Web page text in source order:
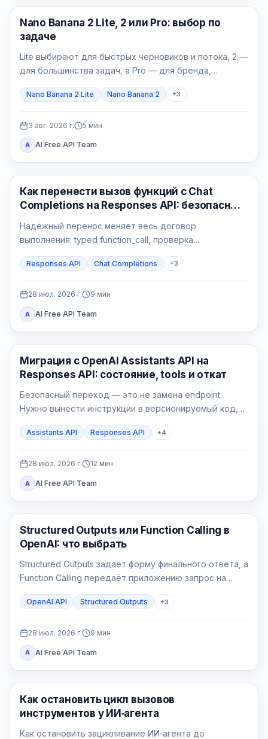
Модели генерации изображений
Nano Banana 2 Lite, 2 или Pro: выбор по
задаче
Lite выбирают для быстрых черновиков и потока, 2 —
для большинства задач, а Pro — для бренда,
Nano Banana 2 Lite Nano Banana 2 +3
3 авг. 2026 г. 5 мин
A AI Free API Team
API Гайды
Как перенести вызов функций с Chat
Completions на Responses API: безопасный
Надёжный перенос меняет весь договор
выполнения: typed function_call, проверка
function_call_output с тем же call_id и проверяемый
Responses API Chat Completions +3
28 июл. 2026 г. 9 мин
A AI Free API Team
API Гайды
Миграция с OpenAI Assistants API на
Responses API: состояние, tools и откат
Безопасный переход — это не замена endpoint.
Нужно вынести инструкции в версионируемый код,
выбрать владельца состояния, реализовать явный
цикл tools, проверить File Search и перевести новые
Assistants API Responses API +4
28 июл. 2026 г. 12 мин
A AI Free API Team
API Гайды
Structured Outputs или Function Calling в
OpenAI: что выбрать
Structured Outputs задаёт форму финального ответа, а
Function Calling передаёт приложению запрос на
Schema, а тем, должен ли backend прочитать или
OpenAI API Structured Outputs +3
28 июл. 2026 г. 9 мин
A AI Free API Team
AI API
Как остановить цикл вызовов
инструментов у ИИ‑агента
Как остановить зацикливание ИИ‑агента до